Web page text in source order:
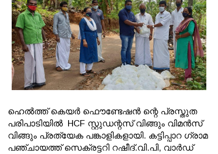
ഹെൽത്ത്‌ കെയർ ഫൌണ്ടേഷൻ ന്റെ പ്രസ്തുത
പരിപാടിയിൽ HCF സ്റ്റുഡന്റസ് വിങ്ങും വിമൻസ്
വിങ്ങും പ്രത്യേക പങ്കാളികളായി. കട്ടിപ്പാറ ഗ്രാമ
പഞ്ചായത്ത് സെക്രട്ടറി റഷീദ്.വി.പി, വാർഡ്